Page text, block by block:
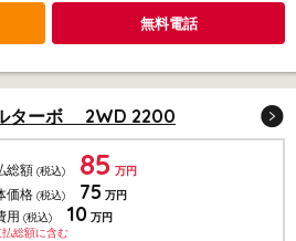
無料電話
ターボ 2WD 2200
総額 (税込) 85 万円
価格 (税込) 75 万円
用 (税込) 10 万円
総額に含む